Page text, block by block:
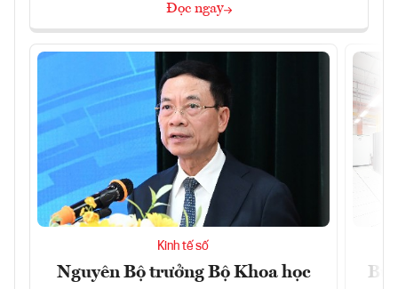
Đọc ngay
Kinh tế số
Nguyên Bộ trưởng Bộ Khoa học